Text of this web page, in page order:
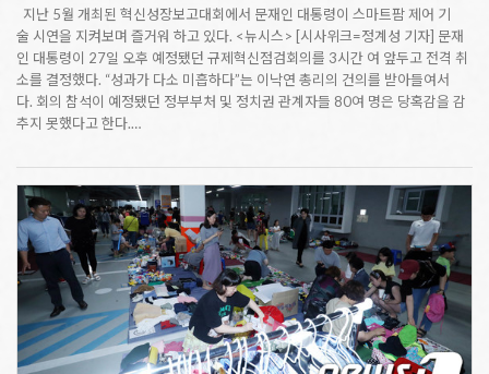
지난 5월 개최된 혁신성장보고대회에서 문재인 대통령이 스마트팜 제어 기
술 시연을 지켜보며 즐거워 하고 있다. <뉴시스> [시사위크=정계성 기자] 문재
인 대통령이 27일 오후 예정됐던 규제혁신점검회의를 3시간 여 앞두고 전격 취
소를 결정했다. “성과가 다소 미흡하다”는 이낙연 총리의 건의를 받아들여서
다. 회의 참석이 예정됐던 정부부처 및 정치권 관계자들 80여 명은 당혹감을 감
추지 못했다고 한다.…